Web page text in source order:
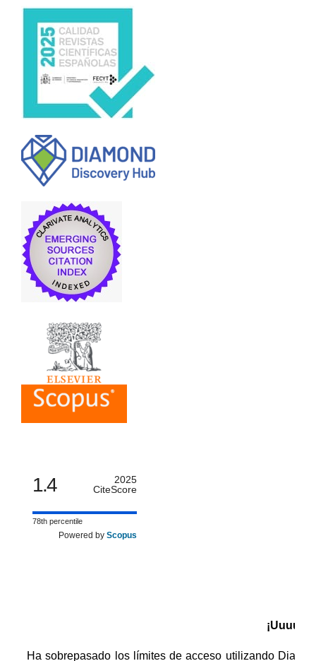
1.4
2025
CiteScore
78th percentile
Powered by Scopus